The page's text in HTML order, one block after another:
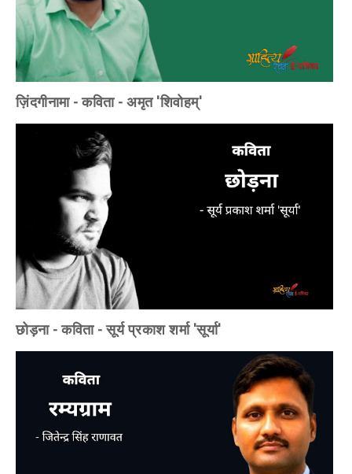
ज़िंदगीनामा - कविता - अमृत 'शिवोहम्'
छोड़ना - कविता - सूर्य प्रकाश शर्मा 'सूर्या'